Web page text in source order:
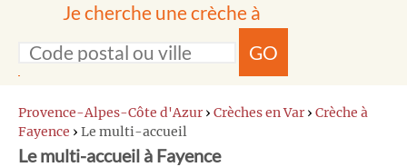
Je cherche une crèche à
GO
Provence-Alpes-Côte d'Azur › Crèches en Var › Crèche à
Fayence › Le multi-accueil
Le multi-accueil à Fayence